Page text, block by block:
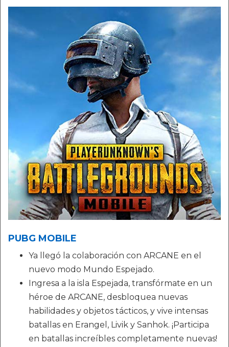
PUBG MOBILE
Ya llegó la colaboración con ARCANE en el
nuevo modo Mundo Espejado.
Ingresa a la isla Espejada, transfórmate en un
héroe de ARCANE, desbloquea nuevas
habilidades y objetos tácticos, y vive intensas
batallas en Erangel, Livik y Sanhok. ¡Participa
en batallas increíbles completamente nuevas!